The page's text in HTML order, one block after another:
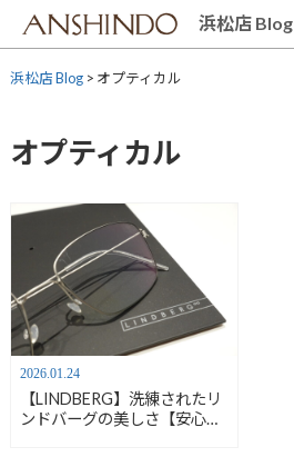
content
浜松店 Blog
浜松店 Blog> オプティカル
オプティカル
2026.01.24
【LINDBERG】洗練されたリ
ンドバーグの美しさ【安心堂